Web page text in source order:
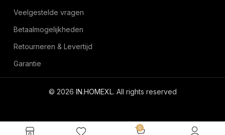
Veelgestelde vragen
Betaalmogelijkheden
Retourneren & Levertijd
Garantie
© 2026 IN.HOMEXL. All rights reserved
0